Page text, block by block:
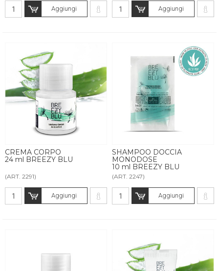
Aggiungi Aggiungi
CREMA CORPO
24 ml BREEZY BLU
(ART. 2291)
Aggiungi
SHAMPOO DOCCIA
MONODOSE
10 ml BREEZY BLU
(ART. 2247)
Aggiungi